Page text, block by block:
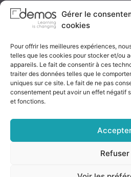
Gérer le
cookies
Pour offrir les meilleures expériences,
telles que les cookies pour stocker et/ou
appareils. Le fait de consentir à ces
traiter des données telles que le
uniques sur ce site. Le fait de ne pas
consentement peut avoir un effet négatif
et fonctions.
Refuser
Presse
Catalogues
Aide
Nous contacter
Nous trouver
Préparer sa formation
Sessions garanties
Qualité & certification